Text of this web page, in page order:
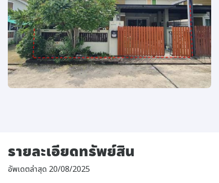
รายละเอียดทรัพย์สิน
อัพเดตล่าสุด 20/08/2025